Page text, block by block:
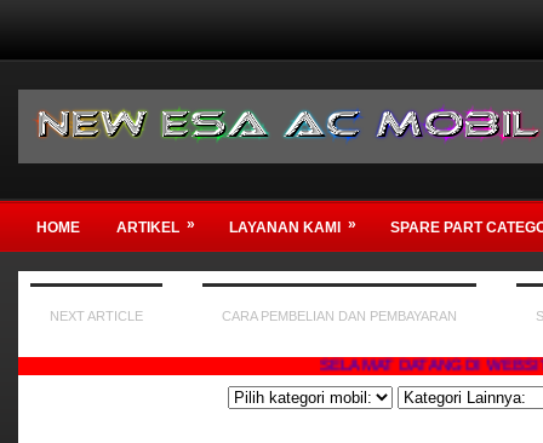
HOME ARTIKEL » LAYANAN KAMI » SPARE PART
NEXT ARTICLE CARA PEMBELIAN DAN PEMBAYARAN
SELAMAT DATANG DI WEBSITE